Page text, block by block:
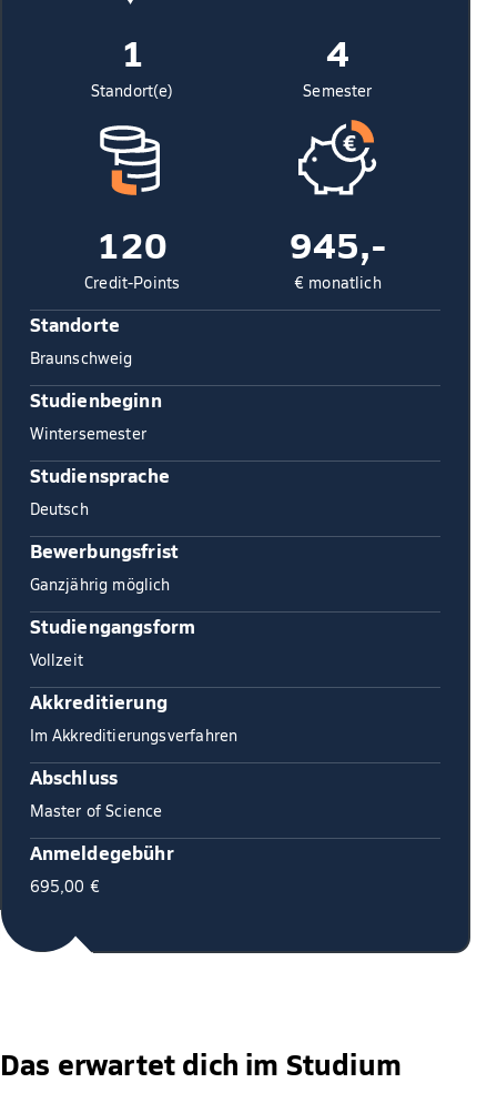
1
Standort(e)
4
Semester
120
Credit-Points
945,-
€ monatlich
Standorte
Braunschweig
Studienbeginn
Wintersemester
Studiensprache
Deutsch
Bewerbungsfrist
Ganzjährig möglich
Studiengangsform
Vollzeit
Akkreditierung
Im Akkreditierungsverfahren
Abschluss
Master of Science
Anmeldegebühr
695,00 €
Das erwartet dich im Studium